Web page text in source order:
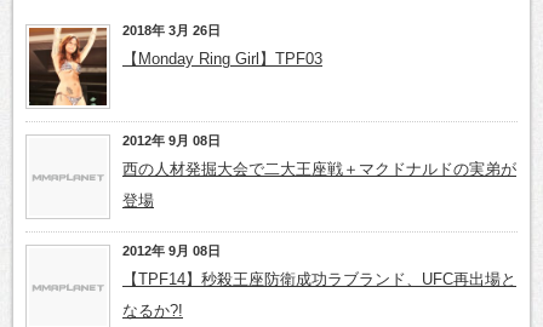
2018年 3月 26日
【Monday Ring Girl】TPF03
2012年 9月 08日
西の人材発掘大会で二大王座戦＋マクドナルドの実弟が
登場
2012年 9月 08日
【TPF14】秒殺王座防衛成功ラブランド、UFC再出場と
なるか?!